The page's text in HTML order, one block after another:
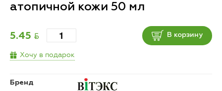
атопичной кожи 50 мл
5.45 BYN В корзину
Хочу в подарок
Бренд